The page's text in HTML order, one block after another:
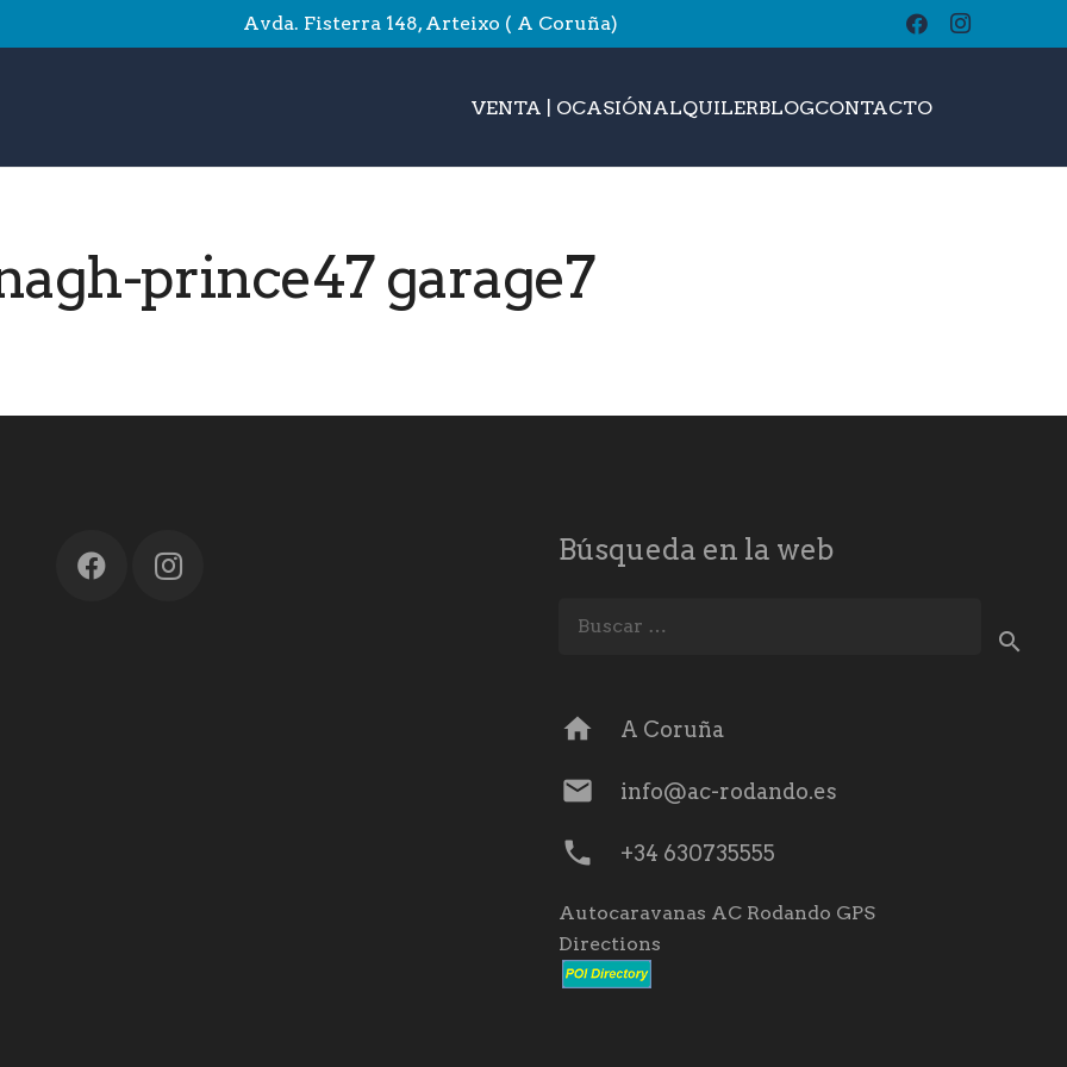
Avda. Fisterra 148, Arteixo ( A Coruña)
VENTA | OCASIÓNALQUILERBLOGCONTACTObuscar
prince47 garage7
Búsqueda en la web
home A Coruña
mail info@ac-rodando.es
phone +34 630735555
Autocaravanas AC Rodando GPS
Directions